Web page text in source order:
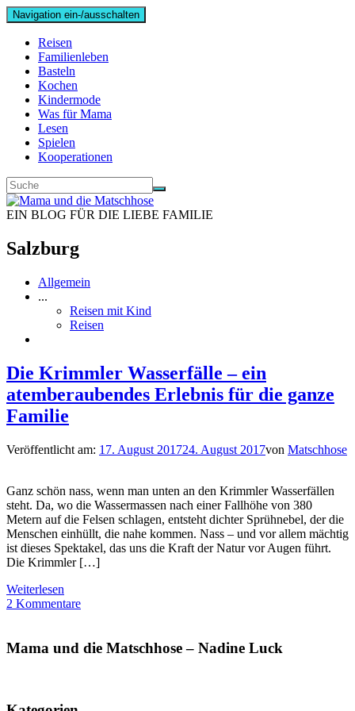
Navigation ein-/ausschalten
Reisen
Familienleben
Basteln
Kochen
Kindermode
Was für Mama
Lesen
Spielen
Kooperationen
EIN BLOG FÜR DIE LIEBE FAMILIE
Salzburg
Allgemein
...
Reisen mit Kind
Reisen
Die Krimmler Wasserfälle – ein
atemberaubendes Erlebnis für die ganze
Familie
Veröffentlicht am: 17. August 201724. August 2017von Matschhose
Ganz schön nass, wenn man unten an den Krimmler Wasserfällen
steht. Da, wo die Wassermassen nach einer Fallhöhe von 380
Metern auf die Felsen schlagen, entsteht dichter Sprühnebel, der die
Menschen einhüllt, die nahe kommen. Nass – und vor allem mächtig
ist dieses Spektakel, das uns die Kraft der Natur vor Augen führt.
Die Krimmler […]
Weiterlesen
2 Kommentare
Mama und die Matschhose – Nadine Luck